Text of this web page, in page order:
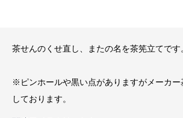
茶せんのくせ直し、またの名を茶筅立てです
※ピンホールや黒い点がありますがメーカー
しております。